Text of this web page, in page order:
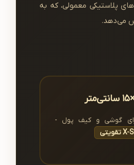
پلاستیکی معمولی، که به
می‌دهد.
گوشی و کیف پول -